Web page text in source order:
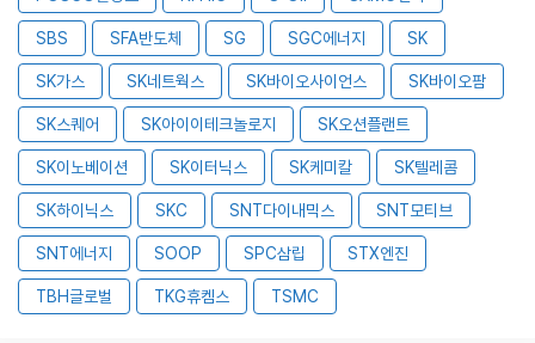
SBS SFA반도체 SG SGC에너지 SK
SK가스 SK네트웍스 SK바이오사이언스 SK바이오팜
SK스퀘어 SK아이이테크놀로지 SK오션플랜트
SK이노베이션 SK이터닉스 SK케미칼 SK텔레콤
SK하이닉스 SKC SNT다이내믹스 SNT모티브
SNT에너지 SOOP SPC삼립 STX엔진
TBH글로벌 TKG휴켐스 TSMC